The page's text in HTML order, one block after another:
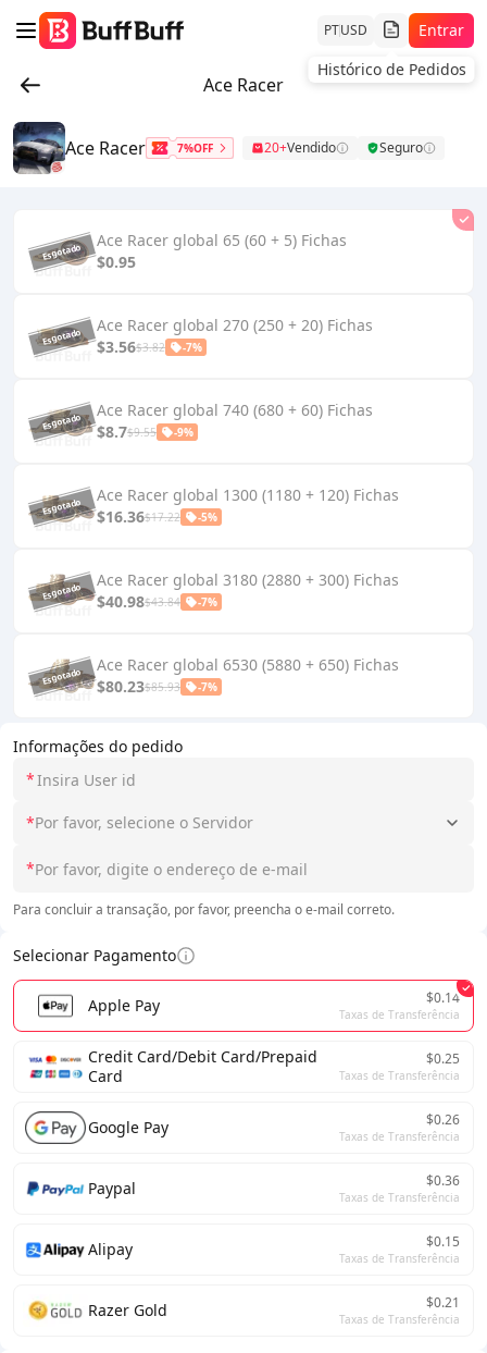
PTUSD
Histórico de Pedidos
Entrar
Ace Racer
Informações do pedido
*
*Por favor, selecione o Servidor
*
Para concluir a transação, por favor, preencha o e-mail correto.
Selecionar Pagamento
Apple Pay $0.14
Taxas de Transferência
Credit Card/Debit Card/Prepaid
Card
$0.25
Taxas de Transferência
Google Pay $0.26
Taxas de Transferência
Paypal $0.36
Taxas de Transferência
Alipay $0.15
Taxas de Transferência
Razer Gold $0.21
Taxas de Transferência
Ace Racer 7%OFF 20+Vendido Seguro
Ace Racer global 65 (60 + 5) Fichas
$0.95
Ace Racer global 270 (250 + 20) Fichas
$3.56$3.82 -7%
Ace Racer global 740 (680 + 60) Fichas
$8.7$9.55 -9%
Ace Racer global 1300 (1180 + 120) Fichas
$16.36$17.22 -5%
Ace Racer global 3180 (2880 + 300) Fichas
$40.98$43.84 -7%
Ace Racer global 6530 (5880 + 650) Fichas
$80.23$85.93 -7%